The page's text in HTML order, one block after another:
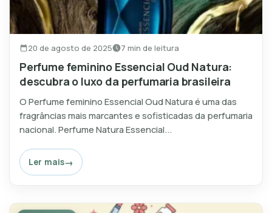
20 de agosto de 2025 7 min de leitura
Perfume feminino Essencial Oud Natura:
descubra o luxo da perfumaria brasileira
O Perfume feminino Essencial Oud Natura é uma das
fragrâncias mais marcantes e sofisticadas da perfumaria
nacional. Perfume Natura Essencial...
Ler mais